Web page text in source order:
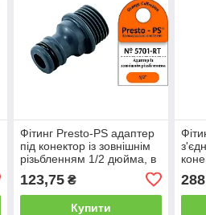
Фітинг Presto-PS адаптер
під конектор із зовнішнім
різьбленням 1/2 дюйма, в
RT)
123,75₴
Купити